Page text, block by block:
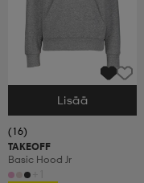
Valitse Koko
Lisää
(16)
TAKEOFF
Basic Hood Jr